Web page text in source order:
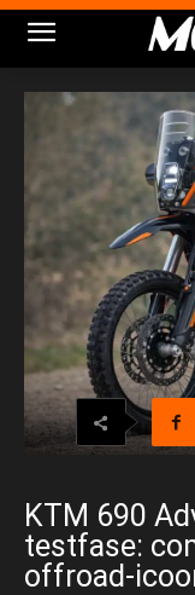
KTM 690
testfase:
offroad-